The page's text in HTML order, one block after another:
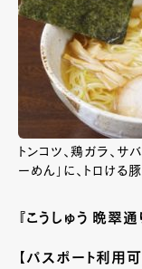
トンコツ、鶏ガラ、サ
ーめん」に、トロける
『こうしゅう 晩翠通
【パスポート利用